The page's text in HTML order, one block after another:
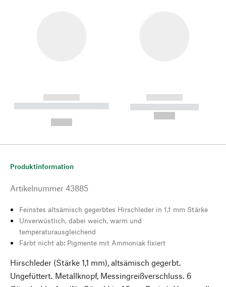
------------
----------- ----------- --------
------------
----------- -----------
Produktinformation
Artikelnummer 43885
Feinstes altsämisch gegerbtes Hirschleder in 1,1 mm Stärke
Unverwüstlich, dabei weich, warm und
temperaturausgleichend
Färbt nicht ab: Pigmente mit Ammoniak fixiert
Hirschleder (Stärke 1,1 mm), altsämisch gegerbt.
Ungefüttert. Metallknopf, Messingreißverschluss. 6